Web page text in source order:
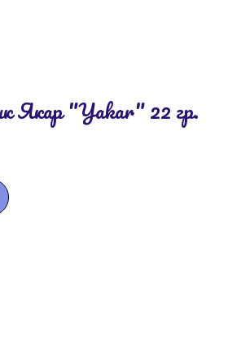
Якар "Yakar" 22 гр.